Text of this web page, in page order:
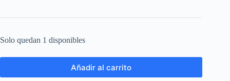
Solo quedan 1 disponibles
Añadir al carrito